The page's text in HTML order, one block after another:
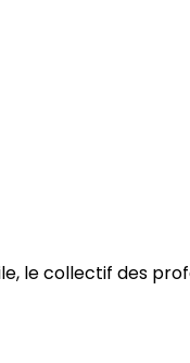
le collectif des